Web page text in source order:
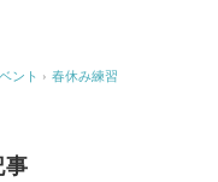
ント › 春休み練習